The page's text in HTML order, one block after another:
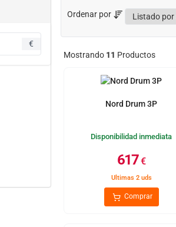
€
Ordenar por
Mostrando 11 Productos
Nord Drum 3P
Disponibilidad inmediata
617€
Ultimas 2 uds
Comprar